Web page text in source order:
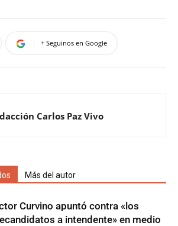
+ Seguinos en Google
Carlos Paz Vivo
Más del autor
Curvino apuntó contra «los
a intendente» en medio